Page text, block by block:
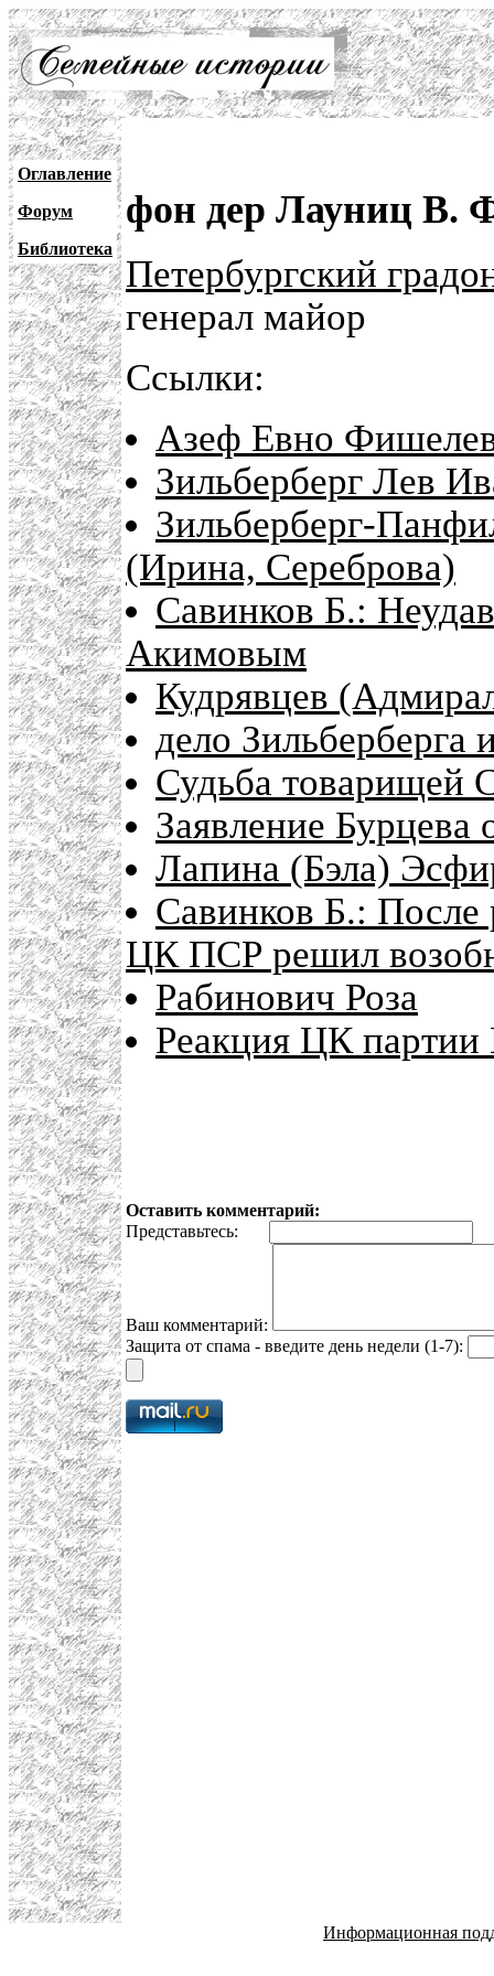
Оглавление
Форум
Библиотека
фон дер Лауниц В.
Петербургский
генерал майор
Ссылки:
Азеф Евно
Зильберберг Лев
Зильберберг-
(Ирина, Сереброва)
Савинков Б.:
Акимовым
Кудрявцев
дело Зильберберга
Судьба товарищей
Заявление Бурцева
Лапина (Бэла)
Савинков Б.: После
ЦК ПСР решил
Рабинович Роза
Реакция ЦК партии
Оставить комментарий:
Представьтесь:
Ваш комментарий:
Защита от спама - введите день недели (1-7):
Информационная